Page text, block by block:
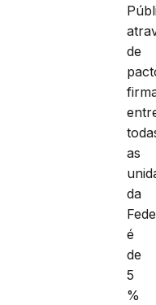
de
as
da
é
de
5
%